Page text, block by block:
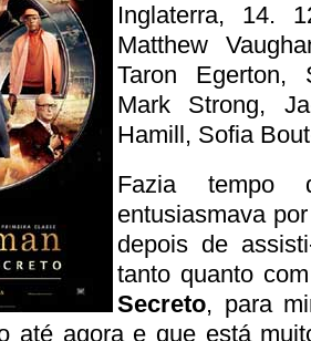
Inglaterra, 14.
Matthew
Taron Egerton,
Mark Strong,
Hamill, Sofia
Fazia
entusiasmava
depois de
tanto quanto
Secreto, para
até agora e que está